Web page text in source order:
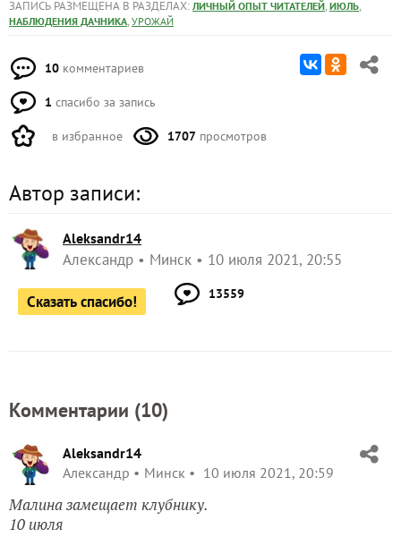
ЗАПИСЬ РАЗМЕЩЕНА В РАЗДЕЛАХ: ЛИЧНЫЙ ОПЫТ ЧИТАТЕЛЕЙ, ИЮЛЬ,
НАБЛЮДЕНИЯ ДАЧНИКА, УРОЖАЙ
10 комментариев
1 спасибо за запись
в избранное 1707 просмотров
Автор записи:
Aleksandr14
Александр Минск 10 июля 2021, 20:55
Сказать спасибо! 13559
Комментарии (10)
Aleksandr14
Александр
Минск 10 июля 2021, 20:59
Малина замещает клубнику.
10 июля